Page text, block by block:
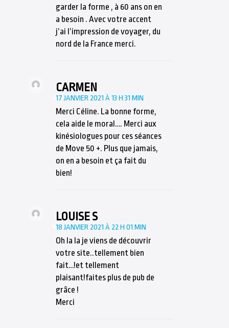
garder la forme , à 60 ans on en
a besoin . Avec votre accent
j’ai l’impression de voyager, du
nord de la France merci.
CARMEN
17 JANVIER 2021 À 13 H 31 MIN
Merci Céline. La bonne forme,
cela aide le moral…. Merci aux
kinésiologues pour ces séances
de Move 50 +. Plus que jamais,
on en a besoin et ça fait du
bien!
LOUISE S
18 JANVIER 2021 À 22 H 01 MIN
Oh la la je viens de découvrir
votre site..tellement bien
fait…!et tellement
plaisant!faites plus de pub de
grâce !
Merci